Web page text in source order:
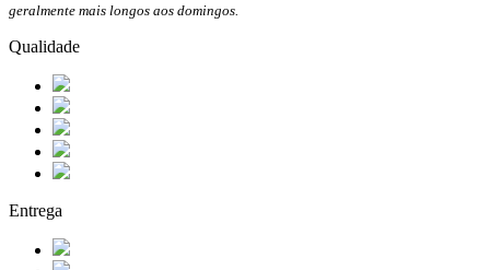
geralmente mais longos aos domingos.
Qualidade
Entrega